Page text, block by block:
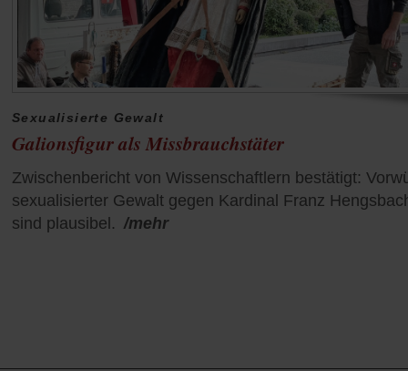
Sexualisierte Gewalt
Galionsfigur als Missbrauchstäter
Zwischenbericht von Wissenschaftlern bestätigt:
sexualisierter Gewalt gegen Kardinal Franz
sind plausibel. /mehr